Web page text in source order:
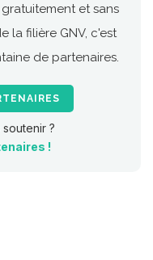
et sans
la filière GNV, c'est
de partenaires.
?
!